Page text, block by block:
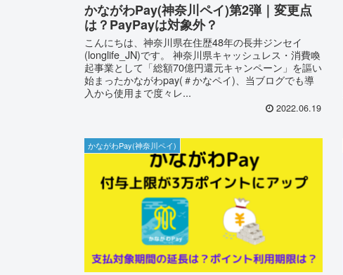
かながわPay(神奈川ペイ)第2弾｜変更点
は？PayPayは対象外？
こんにちは、神奈川県在住歴48年の長井ジンセイ
(longlife_JN)です。 神奈川県キャッシュレス・消費喚
起事業として「総額70億円還元キャンペーン」を謳い
始まったかながわpay(＃かなペイ)、当ブログでも導
入から使用まで度々レ...
2022.06.19
かながわPay(神奈川ペイ)